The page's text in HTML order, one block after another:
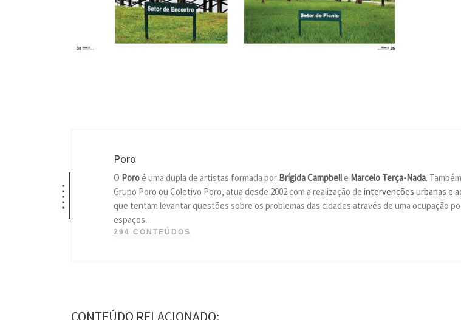
*****
Poro
O Poroé uma dupla de artistas formada por Brígida Campbelle Marcelo Terça-Nada.
Grupo Poro ou Coletivo Poro, atua desde 2002 com a realização de intervenções urbanas e
que tentam levantar questões sobre os problemas das cidades através de uma ocupação
espaços.
294 CONTEÚDOS
CONTEÚDO RELACIONADO: